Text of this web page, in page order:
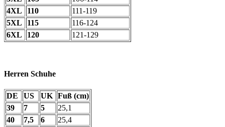
4XL
110
111-119
5XL
115
116-124
6XL
120 121-129
Herren Schuhe
DE US UK Fuß (cm)
39
7 5
25,1
40
7,5 6
25,4